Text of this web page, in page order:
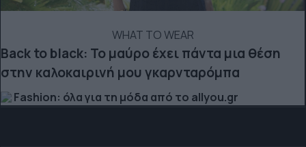
WHAT TO WEAR
Back to black: Το μαύρο έχει πάντα μια θέση
στην καλοκαιρινή μου γκαρνταρόμπα
Fashion: όλα για τη μόδα από το allyou.gr